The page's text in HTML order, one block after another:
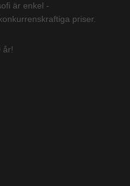
är enkel -
priser.
år!